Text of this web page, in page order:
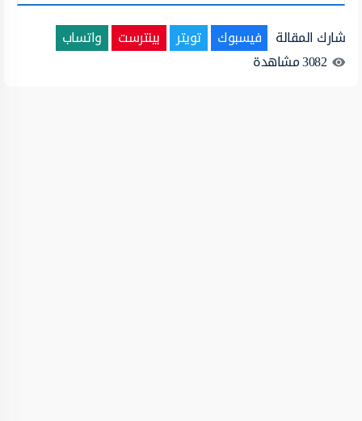
شارك المقالة فيسبوك تويتر بينترست
واتساب
3082مشاهدة